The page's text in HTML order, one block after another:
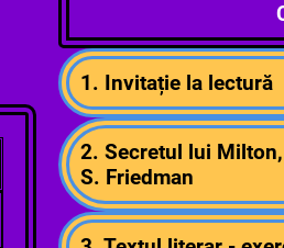
1. Invitație la lectură
2. Secretul lui
S. Friedman